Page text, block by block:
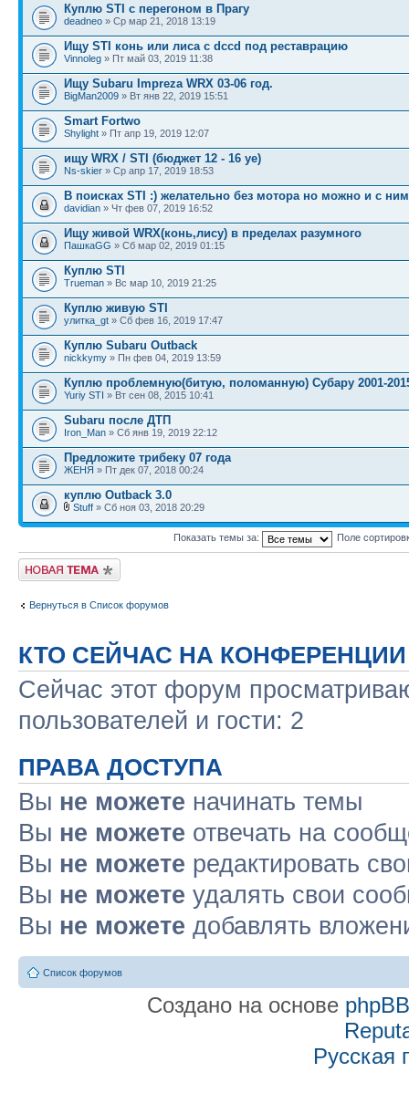
Куплю STI с перегоном в Прагу
deadneo » Ср мар 21, 2018 13:19
Ищу STI конь или лиса с dccd под реставрацию
Vinnoleg » Пт май 03, 2019 11:38
Ищу Subaru Impreza WRX 03-06 год.
BigMan2009 » Вт янв 22, 2019 15:51
Smart Fortwo
Shylight » Пт апр 19, 2019 12:07
ищу WRX / STI (бюджет 12 - 16 уе)
Ns-skier » Ср апр 17, 2019 18:53
В поисках STI :) желательно без мотора но можно и с ним
davidian » Чт фев 07, 2019 16:52
Ищу живой WRX(конь,лису) в пределах разумного
ПашкаGG » Сб мар 02, 2019 01:15
Куплю STI
Trueman » Вс мар 10, 2019 21:25
Куплю живую STI
улитка_gt » Сб фев 16, 2019 17:47
Куплю Subaru Outback
nickkymy » Пн фев 04, 2019 13:59
Куплю проблемную(битую, поломанную) Субару 2001-
Yuriy STI » Вт сен 08, 2015 10:41
Subaru после ДТП
Iron_Man » Сб янв 19, 2019 22:12
Предложите трибеку 07 года
ЖЕНЯ » Пт дек 07, 2018 00:24
куплю Outback 3.0
Stuff » Сб ноя 03, 2018 20:29
Показать темы за: Поле
Новая тема
Вернуться в Список форумов
КТО СЕЙЧАС НА КОНФЕРЕНЦИИ
Сейчас этот форум
пользователей и гости: 2
ПРАВА ДОСТУПА
Вы не можете начинать темы
Вы не можете отвечать на
Вы не можете редактировать
Вы не можете удалять свои
Вы не можете добавлять
Список форумов
Создано на основе phpBB
Русская